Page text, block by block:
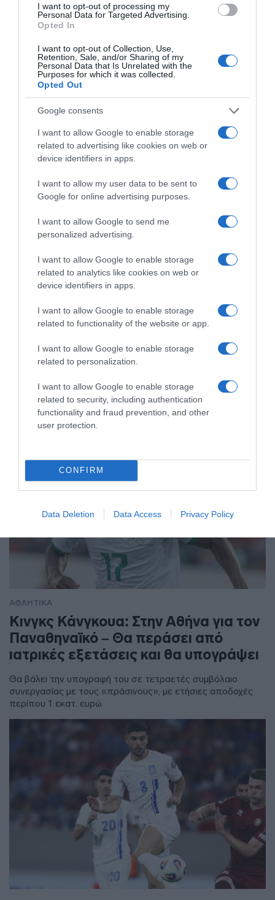
I want to opt-out of processing my
Personal Data for Targeted Advertising.
Opted In
I want to opt-out of Collection, Use,
Retention, Sale, and/or Sharing of my
Personal Data that Is Unrelated with the
Purposes for which it was collected.
Opted Out
Google consents
I want to allow Google to enable storage
related to advertising like cookies on web or
device identifiers in apps.
I want to allow my user data to be sent to
Google for online advertising purposes.
I want to allow Google to send me
personalized advertising.
I want to allow Google to enable storage
related to analytics like cookies on web or
device identifiers in apps.
I want to allow Google to enable storage
related to functionality of the website or app.
I want to allow Google to enable storage
related to personalization.
I want to allow Google to enable storage
related to security, including authentication
functionality and fraud prevention, and other
user protection.
CONFIRM
Data Deletion Data Access Privacy Policy
Μεξικό και Αργεντινή στηρίζουν τον
Ινφαντίνο, ενώ συνεχίζεται η κρίση
στη FIFA
Αντιμετωπίζει έντονες αντιδράσεις για την -πλέον
αποσυρμένη- πρόταση πώλησης μέρους των εμπορικών
δικαιωμάτων του Παγκοσμίου Κυπέλλου
Παγκόσμιο Κ20: Ασημένιο μετάλλιο
στο μήκος για την Έβελυν
Μητροπούλου – Το άλμα των 6,44
μέτρων που την ανέβασε στο βάθρο
Η αθλήτρια κατέκτησε το πρώτο ελληνικό μετάλλιο στο
μήκος στην ιστορία της διοργάνωσης στις γυναίκες
ΑΘΛΗΤΙΚΑ
Κινγκς Κάνγκουα: Στην Αθήνα για τον
Παναθηναϊκό – Θα περάσει από
ιατρικές εξετάσεις και θα υπογράψει
Θα βάλει την υπογραφή του σε τετραετές συμβόλαιο
συνεργασίας με τους «πράσινους», με ετήσιες αποδοχές
περίπου 1 εκατ. ευρώ